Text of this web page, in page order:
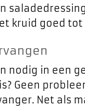
kruid goed tot
nodig in een
Geen
Net als